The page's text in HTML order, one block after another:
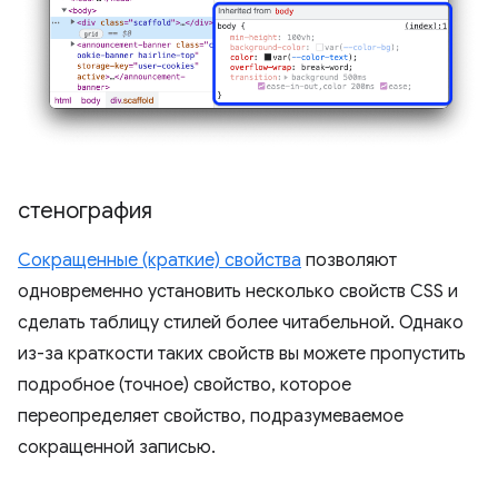
стенография
Сокращенные (краткие) свойства позволяют
одновременно установить несколько свойств CSS и
сделать таблицу стилей более читабельной. Однако
из-за краткости таких свойств вы можете пропустить
подробное (точное) свойство, которое
переопределяет свойство, подразумеваемое
сокращенной записью.